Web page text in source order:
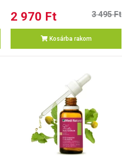
2 970 Ft 3 495 Ft
Kosárba rakom